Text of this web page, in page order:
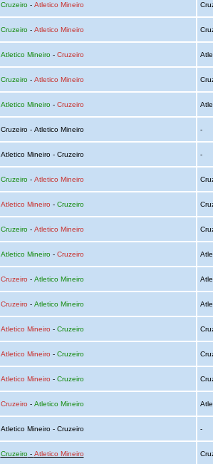
Cruzeiro- Atletico Mineiro
Cruzeiro- Atletico Mineiro
Atletico Mineiro- Cruzeiro
Cruzeiro- Atletico Mineiro
Atletico Mineiro- Cruzeiro
Cruzeiro - Atletico Mineiro -
Atletico Mineiro - Cruzeiro -
Cruzeiro- Atletico Mineiro
Atletico Mineiro - Cruzeiro
Cruzeiro- Atletico Mineiro
Atletico Mineiro- Cruzeiro
Cruzeiro - Atletico Mineiro
Cruzeiro - Atletico Mineiro
Atletico Mineiro - Cruzeiro
Atletico Mineiro - Cruzeiro
Atletico Mineiro - Cruzeiro
Cruzeiro - Atletico Mineiro
Atletico Mineiro - Cruzeiro -
Cruzeiro- Atletico Mineiro